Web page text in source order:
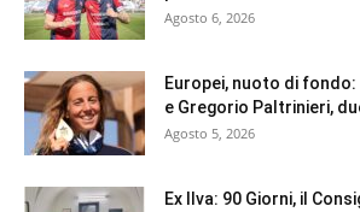
Agosto 6, 2026
Europei, nuoto di
e Gregorio Paltrinieri,
Agosto 5, 2026
Ex Ilva: 90 Giorni, il